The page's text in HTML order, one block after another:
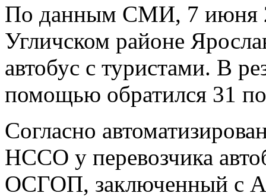
По данным СМИ, 7 июня
Угличском районе
автобус с туристами. В
помощью обратился 31
Согласно
НССО у перевозчика
ОСГОП, заключенный с